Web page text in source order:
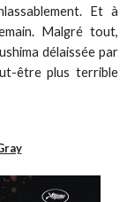
Et à
Malgré tout,
délaissée par
être plus terrible